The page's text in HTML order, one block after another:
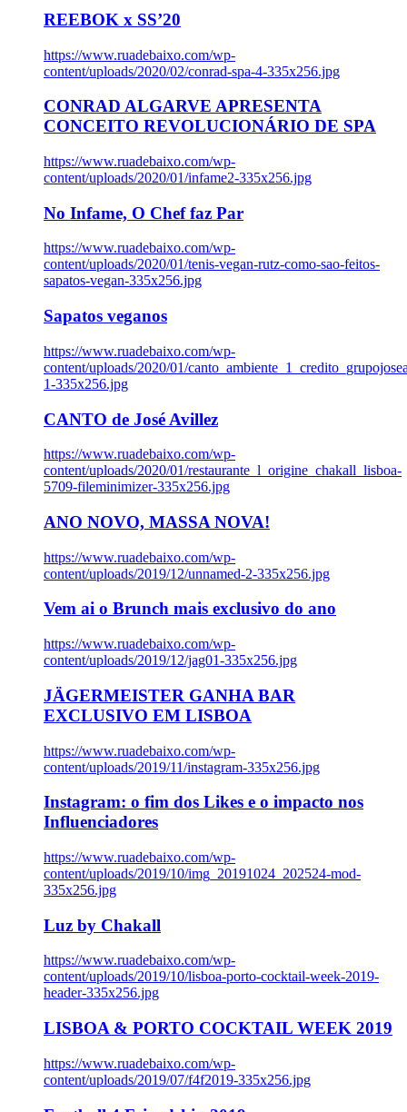
REEBOK x SS’20
https://www.ruadebaixo.com/wp-
content/uploads/2020/02/conrad-spa-4-335x256.jpg
CONRAD ALGARVE APRESENTA
CONCEITO REVOLUCIONÁRIO DE SPA
https://www.ruadebaixo.com/wp-
content/uploads/2020/01/infame2-335x256.jpg
No Infame, O Chef faz Par
https://www.ruadebaixo.com/wp-
content/uploads/2020/01/tenis-vegan-rutz-como-sao-feitos-
sapatos-vegan-335x256.jpg
Sapatos veganos
https://www.ruadebaixo.com/wp-
content/uploads/2020/01/
1-335x256.jpg
CANTO de José Avillez
https://www.ruadebaixo.com/wp-
content/uploads/2020/01/restaurante_l_origine_chakall_lisboa-
5709-fileminimizer-335x256.jpg
ANO NOVO, MASSA NOVA!
https://www.ruadebaixo.com/wp-
content/uploads/2019/12/unnamed-2-335x256.jpg
Vem ai o Brunch mais exclusivo do ano
https://www.ruadebaixo.com/wp-
content/uploads/2019/12/jag01-335x256.jpg
JÄGERMEISTER GANHA BAR
EXCLUSIVO EM LISBOA
https://www.ruadebaixo.com/wp-
content/uploads/2019/11/instagram-335x256.jpg
Instagram: o fim dos Likes e o impacto nos
Influenciadores
https://www.ruadebaixo.com/wp-
content/uploads/2019/10/img_20191024_202524-mod-
335x256.jpg
Luz by Chakall
https://www.ruadebaixo.com/wp-
content/uploads/2019/10/lisboa-porto-cocktail-week-2019-
header-335x256.jpg
LISBOA & PORTO COCKTAIL WEEK 2019
https://www.ruadebaixo.com/wp-
content/uploads/2019/07/f4f2019-335x256.jpg